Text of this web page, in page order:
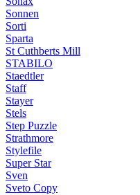
Sonnen
Sorti
Sparta
St Cuthberts Mill
STABILO
Staedtler
Staff
Stayer
Stels
Step Puzzle
Strathmore
Stylefile
Super Star
Sven
Sveto Copy